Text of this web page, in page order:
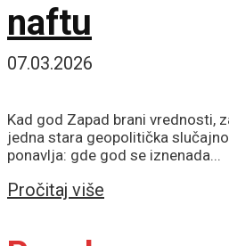
naftu
07.03.2026
Kad god Zapad brani vrednosti,
jedna stara geopolitička
ponavlja: gde god se iznenada...
Pročitaj više